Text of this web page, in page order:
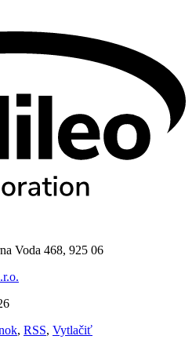
Voda 468, 925 06
, RSS, Vytlačiť